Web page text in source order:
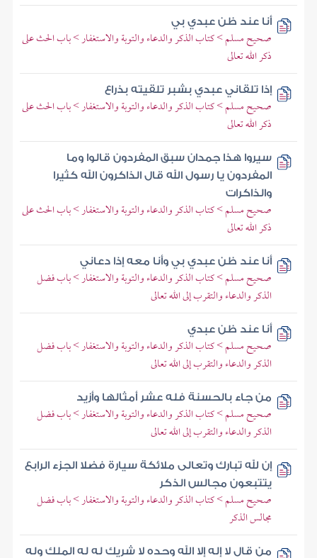
أنا عند ظن عبدي بي
صحيح مسلم > كتاب الذكر والدعاء والتوبة والاستغفار > باب الحث على
ذكر الله تعالى
إذا تلقاني عبدي بشبر تلقيته بذراع
صحيح مسلم > كتاب الذكر والدعاء والتوبة والاستغفار > باب الحث على
ذكر الله تعالى
سيروا هذا جمدان سبق المفردون قالوا وما
المفردون يا رسول الله قال الذاكرون الله كثيرا
والذاكرات
صحيح مسلم > كتاب الذكر والدعاء والتوبة والاستغفار > باب الحث على
ذكر الله تعالى
أنا عند ظن عبدي بي وأنا معه إذا دعاني
صحيح مسلم > كتاب الذكر والدعاء والتوبة والاستغفار > باب فضل
الذكر والدعاء والتقرب إلى الله تعالى
أنا عند ظن عبدي
صحيح مسلم > كتاب الذكر والدعاء والتوبة والاستغفار > باب فضل
الذكر والدعاء والتقرب إلى الله تعالى
من جاء بالحسنة فله عشر أمثالها وأزيد
صحيح مسلم > كتاب الذكر والدعاء والتوبة والاستغفار > باب فضل
الذكر والدعاء والتقرب إلى الله تعالى
إن لله تبارك وتعالى ملائكة سيارة فضلا الجزء الرابع
يتتبعون مجالس الذكر
صحيح مسلم > كتاب الذكر والدعاء والتوبة والاستغفار > باب فضل
مجالس الذكر
من قال لا إله إلا الله وحده لا شريك له له الملك وله